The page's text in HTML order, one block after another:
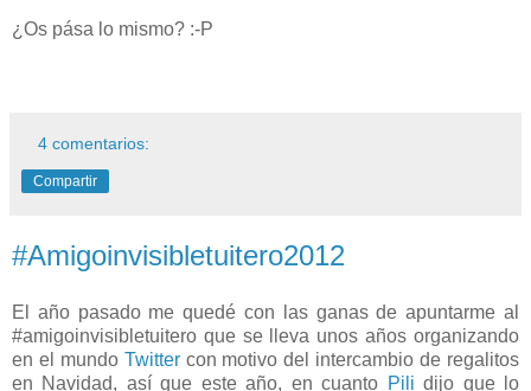
¿Os pása lo mismo? :-P
4 comentarios:
Compartir
#Amigoinvisibletuitero2012
El año pasado me quedé con las ganas de apuntarme al
#amigoinvisibletuitero que se lleva unos años organizando
en el mundo Twittercon motivo del intercambio de regalitos
en Navidad, así que este año, en cuanto Pili dijo que lo